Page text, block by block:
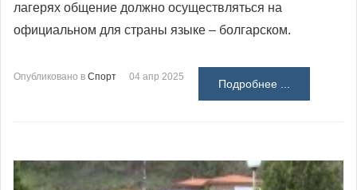
лагерях общение должно осуществляться на
официальном для страны языке – болгарском.
Опубликовано в Спорт 04 апр 2025
Подробнее ...